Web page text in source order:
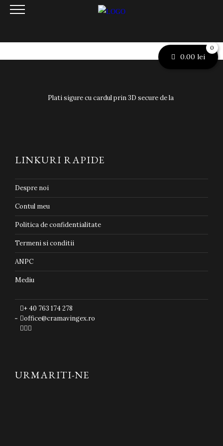
0
0.00 lei
Plati sigure cu cardul prin 3D secure de la
LINKURI RAPIDE
Despre noi
Contul meu
Politica de confidentialitate
Termeni si conditii
ANPC
Mediu
+ 40 763 174 278
office@cramavingex.ro
  
URMARITI-NE